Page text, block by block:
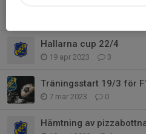
Hallarna cup 22/4
19 apr 2023 3
Träningsstart 19/3 för
7 mar 2023 0
Hämtning av